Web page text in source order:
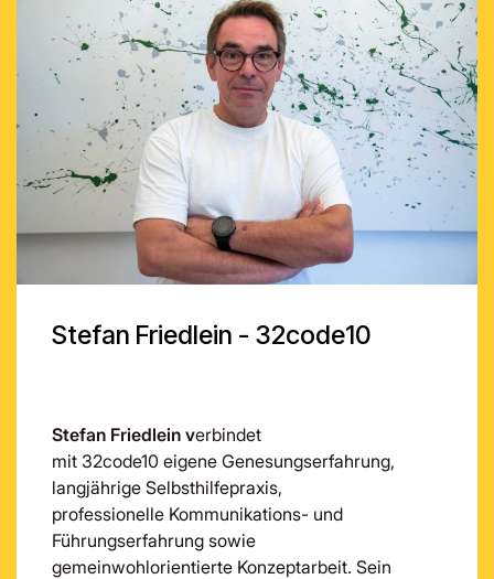
Stefan Friedlein - 32code10
Stefan Friedlein verbindet
mit 32code10 eigene Genesungserfahrung,
langjährige Selbsthilfepraxis,
professionelle Kommunikations- und
Führungserfahrung sowie
gemeinwohlorientierte Konzeptarbeit. Sein